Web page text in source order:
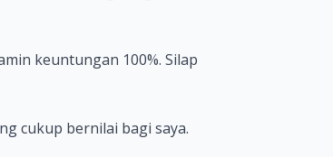
keuntungan 100%. Silap
cukup bernilai bagi saya.